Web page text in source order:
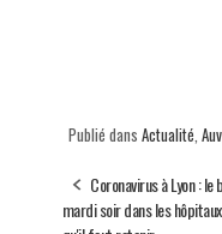
Publié dans Actualité,
Coronavirus à Lyon : le
mardi soir dans les